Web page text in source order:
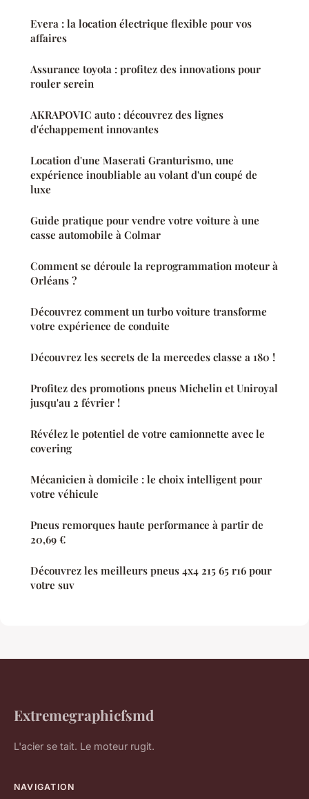
Evera : la location électrique flexible pour vos
affaires
Assurance toyota : profitez des innovations pour
rouler serein
AKRAPOVIC auto : découvrez des lignes
d'échappement innovantes
Location d'une Maserati Granturismo, une
expérience inoubliable au volant d'un coupé de
luxe
Guide pratique pour vendre votre voiture à une
casse automobile à Colmar
Comment se déroule la reprogrammation moteur à
Orléans ?
Découvrez comment un turbo voiture transforme
votre expérience de conduite
Découvrez les secrets de la mercedes classe a 180 !
Profitez des promotions pneus Michelin et Uniroyal
jusqu'au 2 février !
Révélez le potentiel de votre camionnette avec le
covering
Mécanicien à domicile : le choix intelligent pour
votre véhicule
Pneus remorques haute performance à partir de
20,69 €
Découvrez les meilleurs pneus 4x4 215 65 r16 pour
votre suv
Extremegraphicfsmd
L'acier se tait. Le moteur rugit.
NAVIGATION